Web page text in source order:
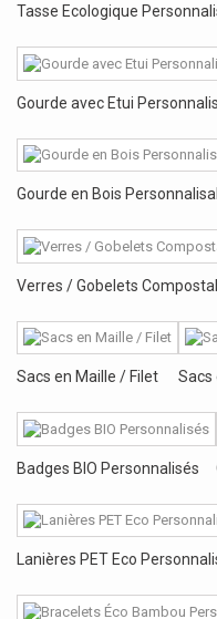
Tasse Ecologique
Gourde avec Etui
Gourde en Bois
Verres / Gobelets
Sacs en Maille / Filet Sacs
Badges BIO Personnalisés
Lanières PET Eco